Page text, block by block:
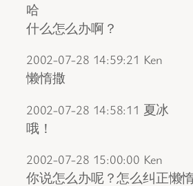
哈
什么怎么办啊？
2002-07-28 14:59:21 Ken
懒惰撒
2002-07-28 14:58:11 夏冰
哦！
2002-07-28 15:00:00 Ken
你说怎么办呢？怎么纠正懒